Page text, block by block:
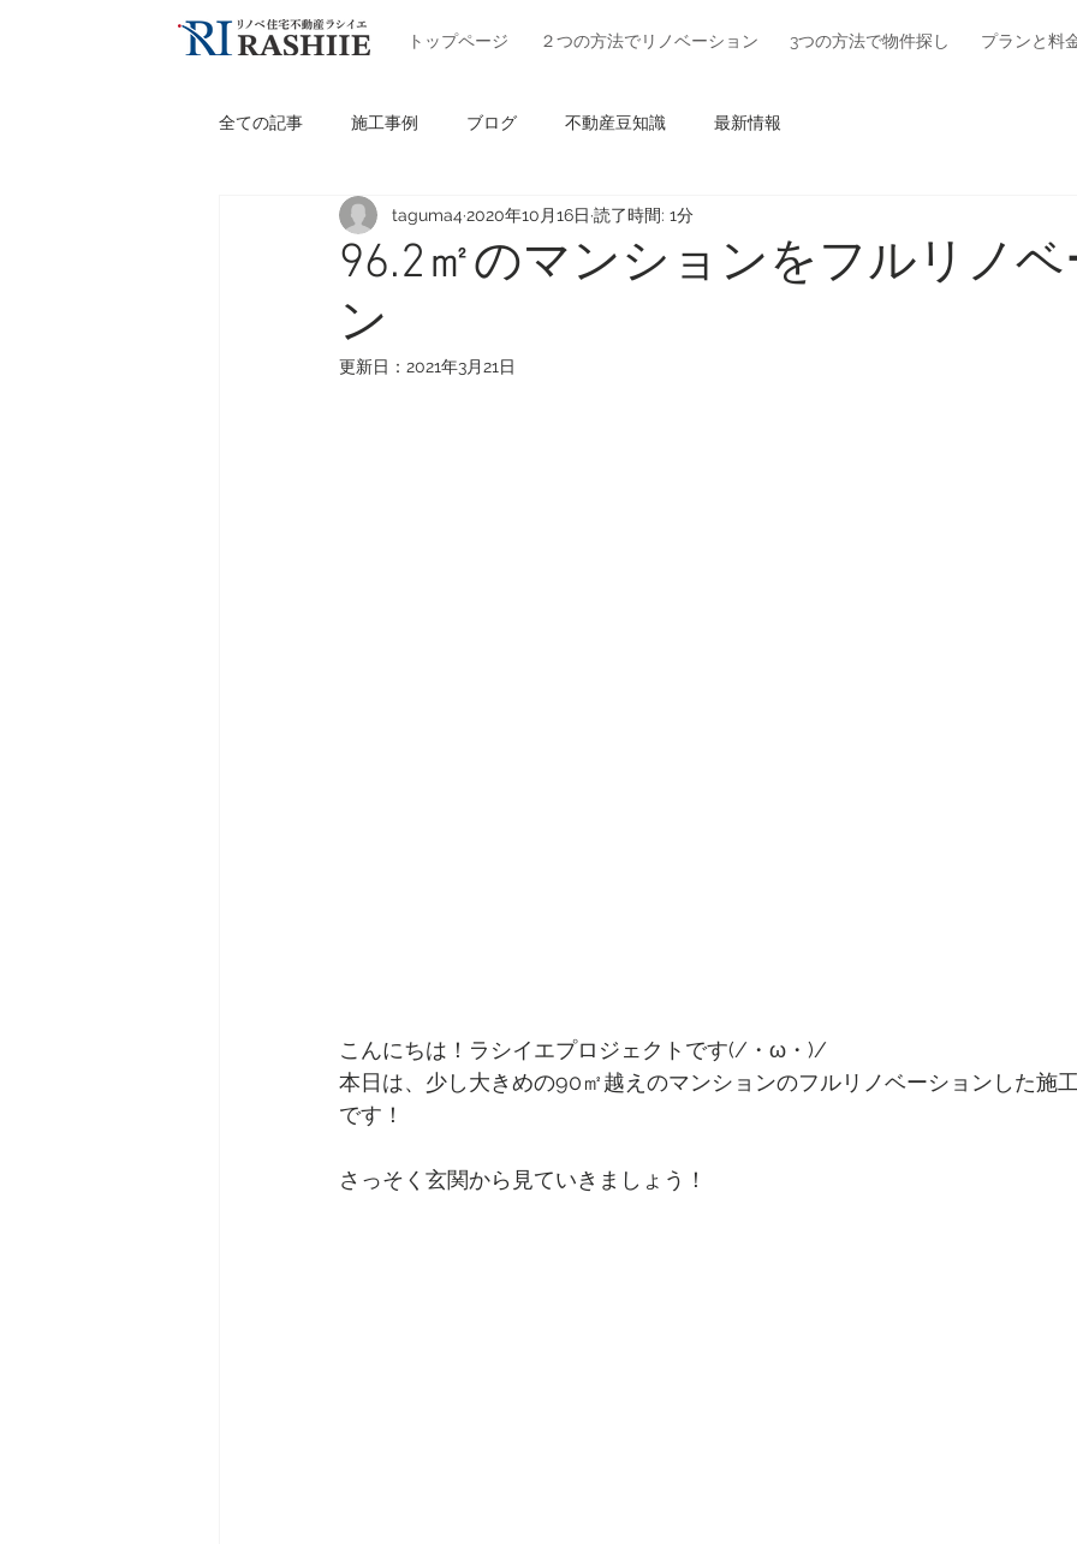
トップページ ２つの方法でリノベーション 3つの方法で物件探し プランと料
全ての記事 施工事例 ブログ 不動産豆知識 最新情報
96.2㎡のマンションをフルリノベ
ン
taguma4 2020年10月16日 読了時間: 1分
更新日： 2021年3月21日
こんにちは！ラシイエプロジェクトです(/・ω・)/
本日は、少し大きめの90㎡越えのマンションのフルリノベーションした施
です！
さっそく玄関から見ていきましょう！